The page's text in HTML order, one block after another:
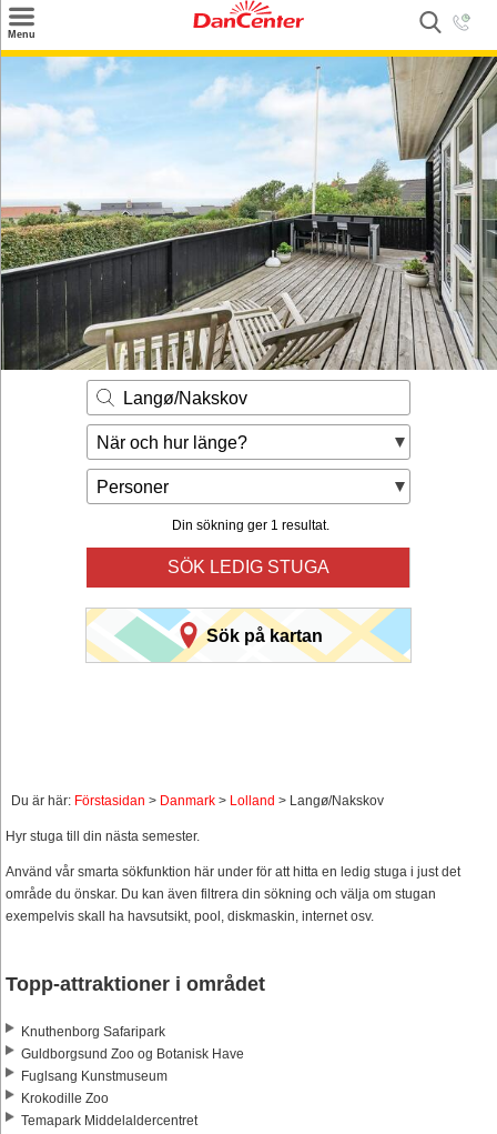
Menu
Tilbud
Info
Service
Kontakt
Husägare
Langø/Nakskov
När och hur länge?
Personer
Din sökning ger 1 resultat.
SÖK LEDIG STUGA
Sök på kartan
Du är här: Förstasidan > Danmark > Lolland > Langø/Nakskov
Hyr stuga till din nästa semester.
Använd vår smarta sökfunktion här under för att hitta en ledig stuga i just det
område du önskar. Du kan även filtrera din sökning och välja om stugan
exempelvis skall ha havsutsikt, pool, diskmaskin, internet osv.
Topp-attraktioner i området
Knuthenborg Safaripark
Guldborgsund Zoo og Botanisk Have
Fuglsang Kunstmuseum
Krokodille Zoo
Temapark Middelaldercentret